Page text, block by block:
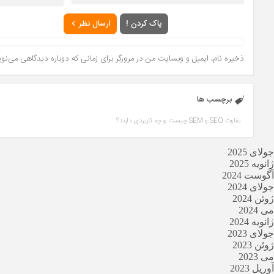
ارسال نظر پاک کردن !
ذخیره نام، ایمیل و وبسایت من در مرورگر برای زمانی که دوباره دیدگاهی
برچسب ها
تفاوت SEO و SEM چیست و چه کاربردی دارند؟
جولای 2025
ژانویه 2025
آگوست 2024
جولای 2024
ژوئن 2024
می 2024
ژانویه 2024
جولای 2023
ژوئن 2023
می 2023
آوریل 2023